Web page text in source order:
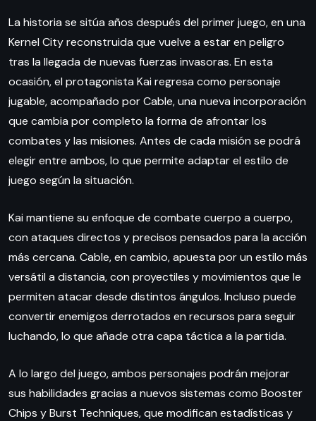
La historia se sitúa años después del primer juego, en una
Kernel City reconstruida que vuelve a estar en peligro
tras la llegada de nuevas fuerzas invasoras. En esta
ocasión, el protagonista Kai regresa como personaje
jugable, acompañado por Cable, una nueva incorporación
que cambia por completo la forma de afrontar los
combates y las misiones. Antes de cada misión se podrá
elegir entre ambos, lo que permite adaptar el estilo de
juego según la situación.
Kai mantiene su enfoque de combate cuerpo a cuerpo,
con ataques directos y precisos pensados para la acción
más cercana. Cable, en cambio, apuesta por un estilo más
versátil a distancia, con proyectiles y movimientos que le
permiten atacar desde distintos ángulos. Incluso puede
convertir enemigos derrotados en recursos para seguir
luchando, lo que añade otra capa táctica a la partida.
A lo largo del juego, ambos personajes podrán mejorar
sus habilidades gracias a nuevos sistemas como Booster
Chips y Burst Techniques, que modifican estadísticas y